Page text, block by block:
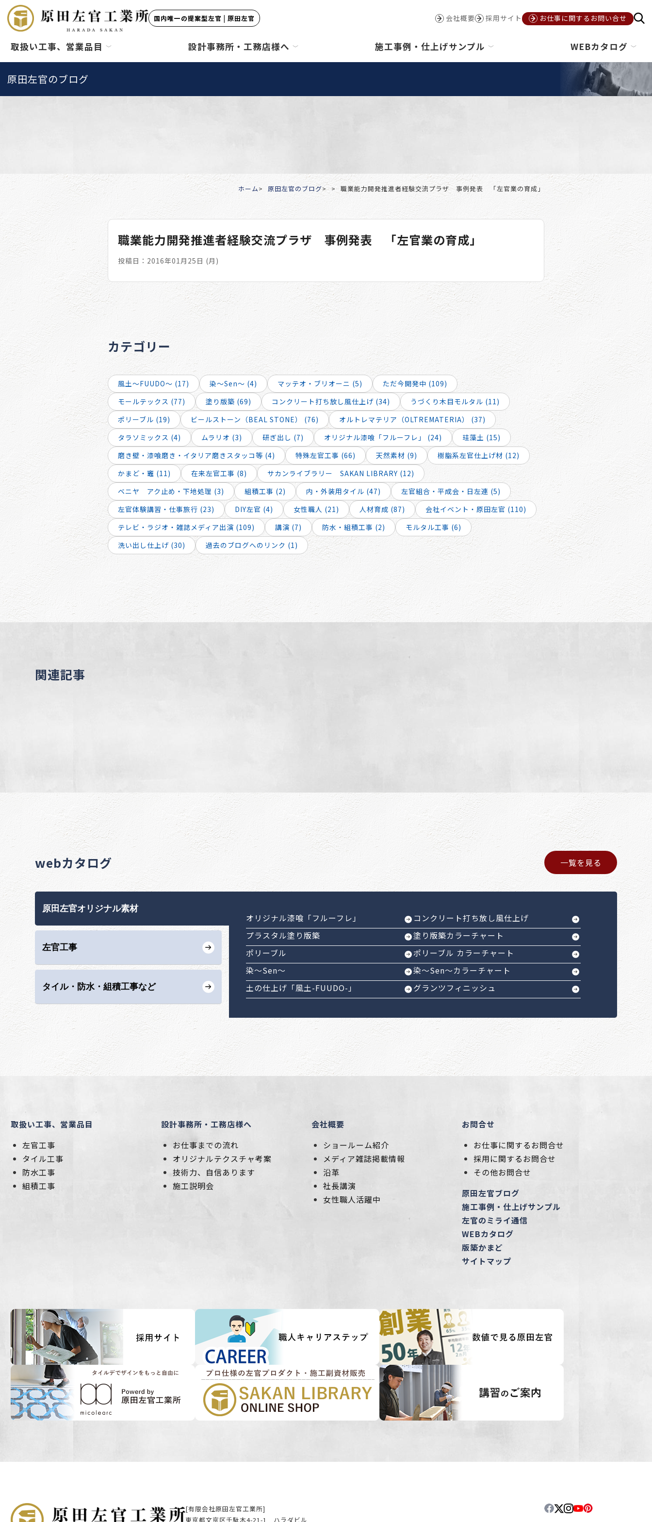
国内唯一の提案型左官 | 原田左官 会社概要 採用サイト お仕事に関するお問い合せ
取扱い工事、営業品目 設計事務所・工務店様へ 施工事例・仕上げサンプル WEBカタログ
原田左官のブログ
ホーム 原田左官のブログ 職業能力開発推進者経験交流プラザ 事例発表 「左官業の育成」
職業能力開発推進者経験交流プラザ 事例発表 「左官業の育成」
投稿日：2016年01月25日 (月)
カテゴリー
風土～FUUDO～ (17) 染～Sen～ (4) マッテオ・ブリオーニ (5)
ただ今開発中 (109)
モールテックス (77)
塗り版築 (69) コンクリート打ち放し風仕上げ (34)
うづくり木目モルタル (11)
ポリーブル (19)
ビールストーン（BEAL STONE） (76)
オルトレマテリア（OLTREMATERIA） (37)
タラソミックス (4)
ムラリオ (3) 研ぎ出し (7) オリジナル漆喰「フルーフレ」 (24)
珪藻土 (15)
磨き壁・漆喰磨き・イタリア磨きスタッコ等 (4)
特殊左官工事 (66) 天然素材 (9)
樹脂系左官仕上げ材 (12)
かまど・竈 (11)
在来左官工事 (8)
サカンライブラリー SAKAN LIBRARY (12)
ベニヤ アク止め・下地処理 (3)
組積工事 (2) 内・外装用タイル (47)
左官組合・平成会・日左連 (5)
左官体験講習・仕事旅行 (23)
DIY左官 (4) 女性職人 (21) 人材育成 (87)
会社イベント・原田左官 (110)
テレビ・ラジオ・雑誌メディア出演 (109)
講演 (7) 防水・組積工事 (2)
モルタル工事 (6)
洗い出し仕上げ (30)
過去のブログへのリンク (1)
関連記事
webカタログ 一覧を見る
原田左官オリジナル素材
左官工事
タイル・防水・組積工事など
オリジナル漆喰「フルーフレ」
コンクリート打ち放し風仕上げ
プラスタル塗り版築
塗り版築カラーチャート
ポリーブル
ポリーブル カラーチャート
染～Sen～
染～Sen～カラーチャート
土の仕上げ「風土-FUUDO-」
グランツフィニッシュ
取扱い工事、営業品目
左官工事
タイル工事
防水工事
組積工事
設計事務所・工務店様へ
お仕事までの流れ
オリジナルテクスチャ考案
技術力、自信あります
施工説明会
会社概要
ショールーム紹介
メディア雑誌掲載情報
沿革
社長講演
女性職人活躍中
お問合せ
お仕事に関するお問合せ
採用に関するお問合せ
その他お問合せ
原田左官ブログ
施工事例・仕上げサンプル
左官のミライ通信
WEBカタログ
版築かまど
サイトマップ
[有限会社原田左官工業所]
東京都文京区千駄木4-21-1 ハラダビル